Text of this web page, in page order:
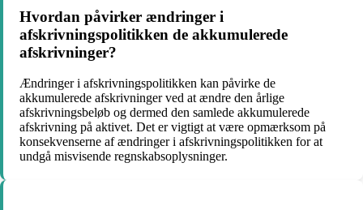
Hvordan påvirker ændringer i
afskrivningspolitikken de akkumulerede
afskrivninger?
Ændringer i afskrivningspolitikken kan påvirke de
akkumulerede afskrivninger ved at ændre den årlige
afskrivningsbeløb og dermed den samlede akkumulerede
afskrivning på aktivet. Det er vigtigt at være opmærksom på
konsekvenserne af ændringer i afskrivningspolitikken for at
undgå misvisende regnskabsoplysninger.